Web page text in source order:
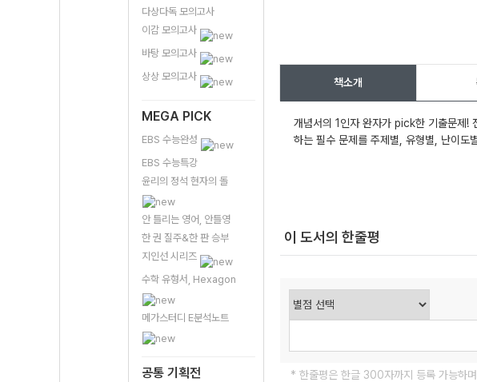
다상다독 모의고사
이감 모의고사
바탕 모의고사
상상 모의고사
MEGA PICK
EBS 수능완성
EBS 수능특강
윤리의 정석 현자의 돌
안 틀리는 영어, 안틀영
한 권 질주&한 판 승부
지인선 시리즈
수학 유형서, Hexagon
메가스터디 E분석노트
공통 기획전
책소개
개념서의 1인자 완자가 pick한 기출문제!
하는 필수 문제를 주제별, 유형별, 난이도
이 도서의 한줄평
* 한줄평은 한글 300자까지 등록 가능하